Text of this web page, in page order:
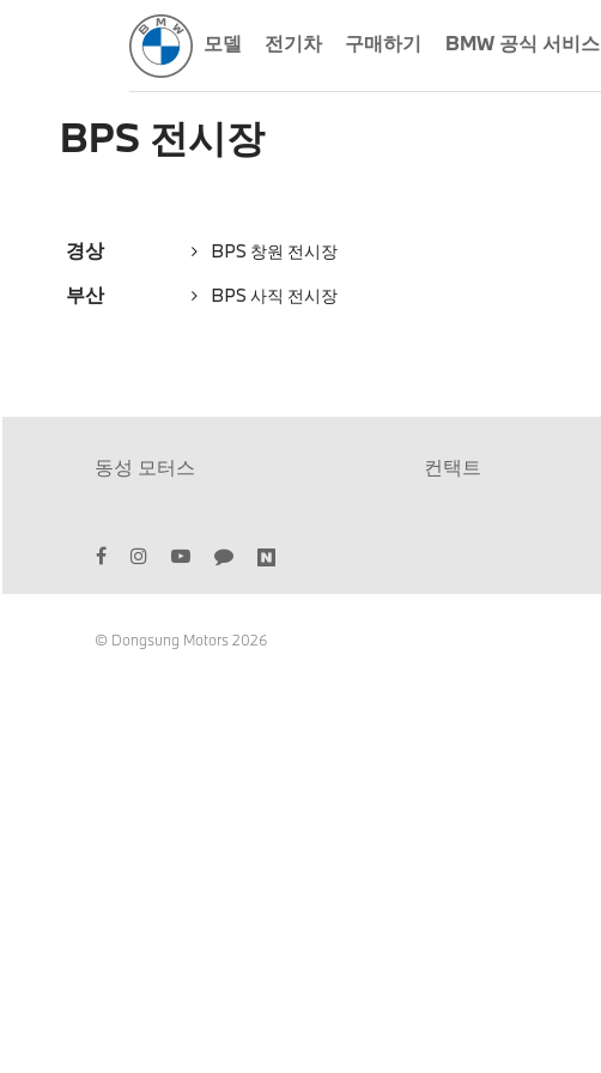
모델 전기차 구매하기 BMW 공식 서비스
BPS 전시장
경상 BPS 창원 전시장
부산 BPS 사직 전시장
동성 모터스 컨택트
© Dongsung Motors 2026